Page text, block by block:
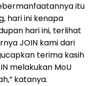
itu
hari ini kenapa
hari ini, terlihat
JOIN kami dari
terima kasih
melakukan MoU
katanya.